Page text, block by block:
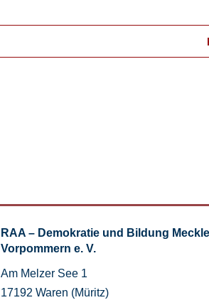
RAA – Demokratie und Bildung
Vorpommern e. V.
Am Melzer See 1
17192 Waren (Müritz)